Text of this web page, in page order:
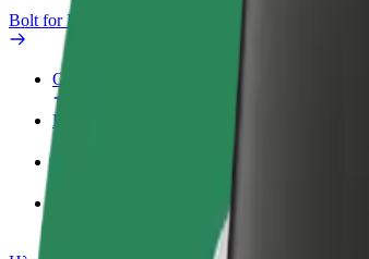
Bolt for Business
Οφέλη
Προφίλ Εργασίας
Bolt food για επιχειρήσεις